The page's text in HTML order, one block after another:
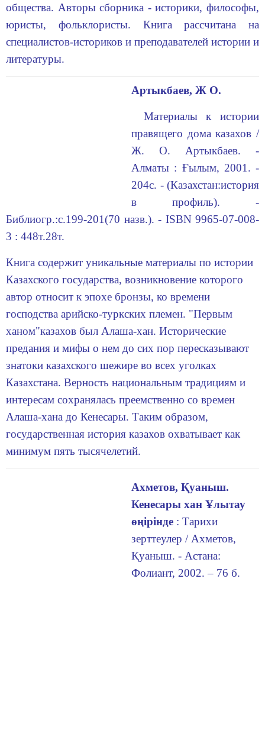
общества. Авторы сборника - истори­ки, философы,
юристы, фольклористы. Книга рассчитана на
специалистов-историков и преподавателей истории и
литературы.
Артыкбаев, Ж О.
Материалы к истории
правящего дома казахов /
Ж. О. Артыкбаев. -
Алматы : Ғылым, 2001. -
204с. - (Казахстан:история
в профиль). -
Библиогр.:с.199-201(70 назв.). - ISBN 9965-07-008-
3 : 448т.28т.
Книга содержит уникальные материалы по истории
Казахского государства, возникновение которого
автор относит к эпохе бронзы, ко времени
господства арийско-туркских племен. "Первым
ханом"казахов был Алаша-хан. Исторические
предания и мифы о нем до сих пор пересказывают
знатоки казахского шежире во всех уголках
Казахстана. Верность национальным традициям и
интересам сохранялась преемственно со времен
Алаша-хана до Кенесары. Таким образом,
государственная история казахов охватывает как
минимум пять тысячелетий.
Ахметов, Қуаныш.
Кенесары хан Ұлытау
өңiрiнде : Тарихи
зерттеулер / Ахметов,
Қуаныш. - Астана:
Фолиант, 2002. – 76 б.